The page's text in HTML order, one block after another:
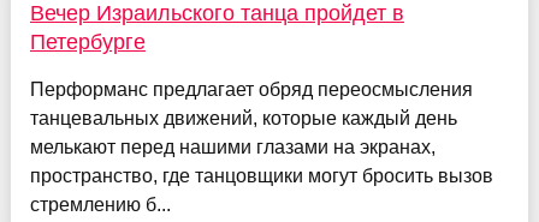
Вечер Израильского танца пройдет в
Петербурге
Перформанс предлагает обряд переосмысления
танцевальных движений, которые каждый день
мелькают перед нашими глазами на экранах,
пространство, где танцовщики могут бросить вызов
стремлению б...